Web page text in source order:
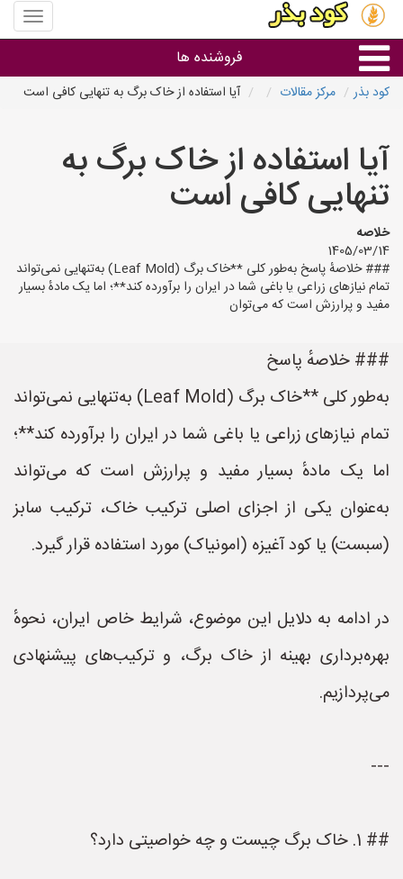
منوی
سایت
بذر
فروشنده ها
استان ها
کود بذر مرکز مقالات آیا استفاده از خاک برگ به تنهایی کافی است
آیا استفاده از خاک برگ به
تنهایی کافی است
خلاصه
1405/03/14
### خلاصهٔ پاسخ به‌طور کلی **خاک برگ (Leaf Mold) به‌تنهایی نمی‌تواند
تمام نیازهای زراعی یا باغی شما در ایران را برآورده کند**؛ اما یک مادهٔ بسیار
مفید و پرارزش است که می‌توان
### خلاصهٔ پاسخ
به‌طور کلی **خاک برگ (Leaf Mold) به‌تنهایی نمی‌تواند
تمام نیازهای زراعی یا باغی شما در ایران را برآورده کند**؛
اما یک مادهٔ بسیار مفید و پرارزش است که می‌تواند
به‌عنوان یکی از اجزای اصلی ترکیب خاک، ترکیب سابز
(سبست) یا کود آغیزه (امونیاک) مورد استفاده قرار گیرد.
در ادامه به دلایل این موضوع، شرایط خاص ایران، نحوهٔ
بهره‌برداری بهینه از خاک برگ، و ترکیب‌های پیشنهادی
می‌پردازیم.
---
## 1. خاک برگ چیست و چه خواصیتی دارد؟